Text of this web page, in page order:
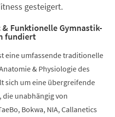
gesteigert.
& Funktionelle Gymnastik-
fundiert
eine umfassende traditionelle
& Physiologie des
sich um eine übergreifende
die unabhängig von
Bokwa, NIA, Callanetics